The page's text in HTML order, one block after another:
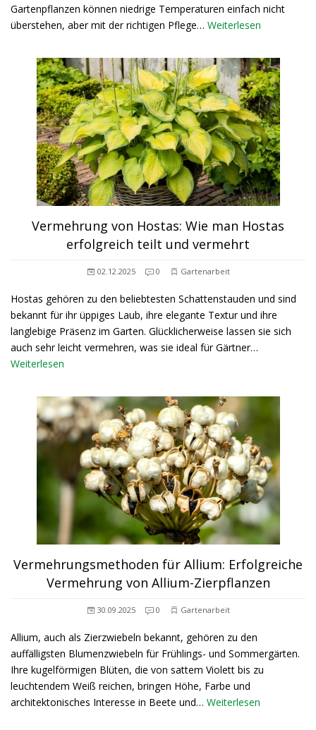
Gartenpflanzen können niedrige Temperaturen einfach nicht
überstehen, aber mit der richtigen Pflege… Weiterlesen
Vermehrung von Hostas: Wie man Hostas
erfolgreich teilt und vermehrt
02.12.2025 0 Gartenarbeit
Hostas gehören zu den beliebtesten Schattenstauden und sind
bekannt für ihr üppiges Laub, ihre elegante Textur und ihre
langlebige Präsenz im Garten. Glücklicherweise lassen sie sich
auch sehr leicht vermehren, was sie ideal für Gärtner…
Weiterlesen
Vermehrungsmethoden für Allium: Erfolgreiche
Vermehrung von Allium-Zierpflanzen
30.09.2025 0 Gartenarbeit
Allium, auch als Zierzwiebeln bekannt, gehören zu den
auffälligsten Blumenzwiebeln für Frühlings- und Sommergärten.
Ihre kugelförmigen Blüten, die von sattem Violett bis zu
leuchtendem Weiß reichen, bringen Höhe, Farbe und
architektonisches Interesse in Beete und… Weiterlesen